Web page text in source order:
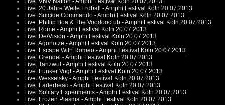
Live: 20 Jahre Welle:Erdball - Amphi Festival Köln 20.07.2013
Live: Suicide Commando - Amphi Festival Köln 20.07.2013
Live: Phillip Boa & The Voodooclub - Amphi Festival Köln 20.07.2013
Live: Rome - Amphi Festival Köln 20.07.2013
Live: De/Vision - Amphi Festival Köln 20.07.2013
Live: Agonoize - Amphi Festival Köln 20.07.2013
Live: Escape With Romeo - Amphi Festival Köln 20.07.2013
Live: Grendel - Amphi Festival Köln 20.07.2013
Live: Tanzwut - Amphi Festival Köln 20.07.2013
Live: Funker Vogt - Amphi Festival Köln 20.07.2013
Live: Wesselsky - Amphi Festival Köln 20.07.2013
Live: Faderhead - Amphi Festival Köln 20.07.2013
Live: Solitary Experiments - Amphi Festival Köln 20.07.2013
Live: Frozen Plasma - Amphi Festival Köln 20.07.2013